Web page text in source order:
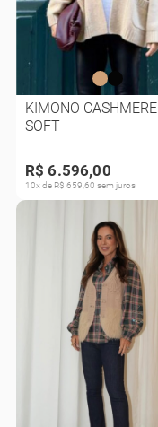
KIMONO CASHMERE
SOFT
R$ 6.596,00
10x de R$ 659,60 sem juros